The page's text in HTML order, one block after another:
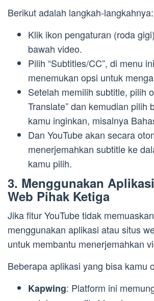
Berikut adalah langkah-langkahnya:
Klik ikon pengaturan (roda
bawah video.
Pilih “Subtitles/CC”, di menu
menemukan opsi untuk
Setelah memilih subtitle, pilih
Translate” dan kemudian pilih
kamu inginkan, misalnya
Dan YouTube akan secara
menerjemahkan subtitle ke
kamu pilih.
3. Menggunakan
Web Pihak Ketiga
Jika fitur YouTube tidak
menggunakan aplikasi atau situs
untuk membantu menerjemahkan
Beberapa aplikasi yang bisa kamu
Kapwing: Platform ini